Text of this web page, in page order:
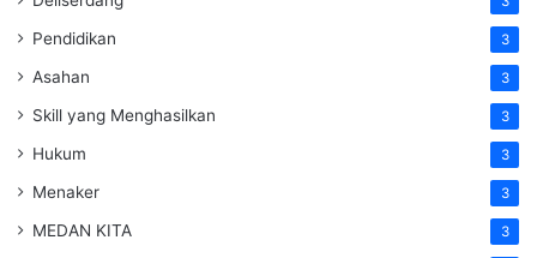
Pendidikan 3
Asahan 3
Skill yang Menghasilkan 3
Hukum 3
Menaker 3
MEDAN KITA 3